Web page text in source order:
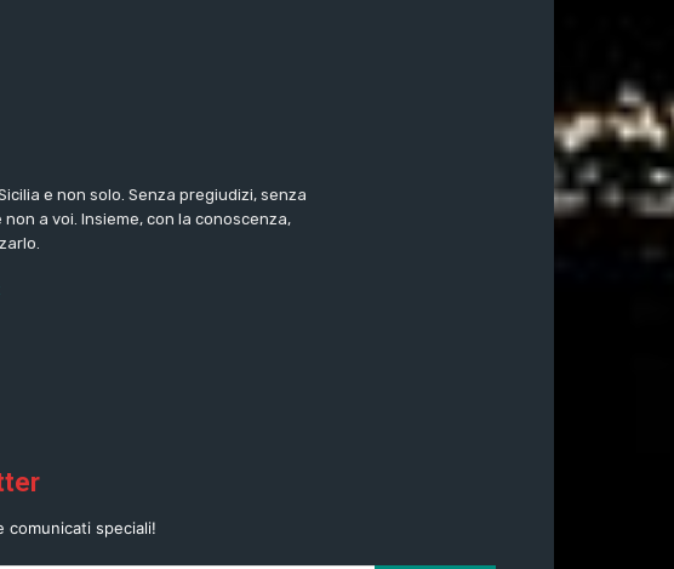
e non solo. Senza pregiudizi, senza
a voi. Insieme, con la conoscenza,
speciali!